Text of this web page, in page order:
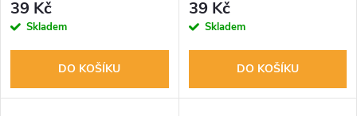
39 Kč
Skladem
DO KOŠÍKU
39 Kč
Skladem
DO KOŠÍKU